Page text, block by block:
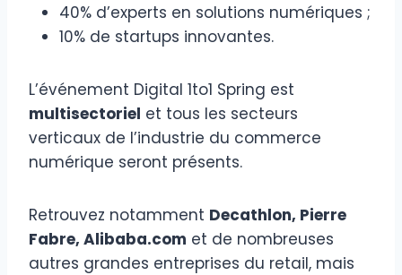
40% d’experts en solutions numériques ;
10% de startups innovantes.
L’événement Digital 1to1 Spring est
multisectoriel et tous les secteurs
verticaux de l’industrie du commerce
numérique seront présents.
Retrouvez notamment Decathlon, Pierre
Fabre, Alibaba.com et de nombreuses
autres grandes entreprises du retail, mais